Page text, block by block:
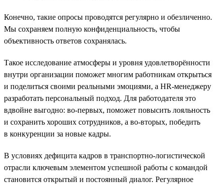
Конечно, такие опросы проводятся регулярно и обезличенно.
Мы сохраняем полную конфиденциальность, чтобы
объективность ответов сохранялась.
Такое исследование атмосферы и уровня удовлетворённости
внутри организации поможет многим работникам открыться
и поделиться своими реальными эмоциями, а HR-менеджеру
разработать персональный подход. Для работодателя это
вдвойне выгодно: во-первых, поможет повысить лояльность
и сохранить хороших сотрудников, а во-вторых, победить
в конкуренции за новые кадры.
В условиях дефицита кадров в транспортно-логистической
отрасли ключевым элементом успешной работы с командой
становится открытый и постоянный диалог. Регулярное